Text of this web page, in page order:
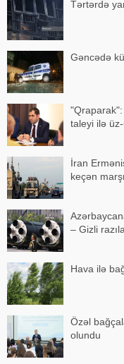
Tərtərdə
Gəncədə
"Qraparak":
taleyi ilə
İran
keçən
– Gizli
Hava ilə
Özəl
olundu